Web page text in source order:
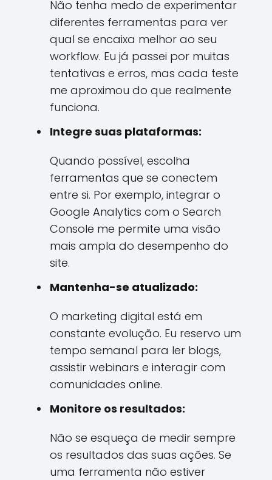
Não tenha medo de experimentar
diferentes ferramentas para ver
qual se encaixa melhor ao seu
workflow. Eu já passei por muitas
tentativas e erros, mas cada teste
me aproximou do que realmente
funciona.
Integre suas plataformas:
Quando possível, escolha
ferramentas que se conectem
entre si. Por exemplo, integrar o
Google Analytics com o Search
Console me permite uma visão
mais ampla do desempenho do
site.
Mantenha-se atualizado:
O marketing digital está em
constante evolução. Eu reservo um
tempo semanal para ler blogs,
assistir webinars e interagir com
comunidades online.
Monitore os resultados:
Não se esqueça de medir sempre
os resultados das suas ações. Se
uma ferramenta não estiver